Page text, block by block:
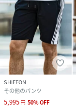
SHIFFON
その他のパンツ
5,995円 50%OFF